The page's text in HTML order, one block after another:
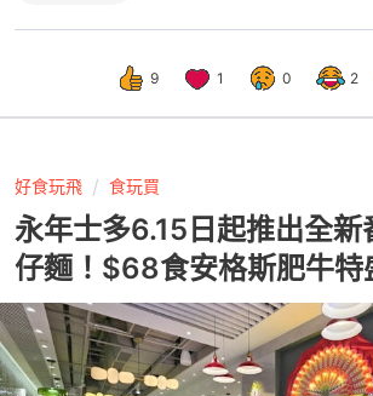
9 1 0 2
好食玩飛 食玩買
永年士多6.15日起推出全新
仔麵！$68食安格斯肥牛特